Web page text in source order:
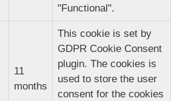
"Functional".
11
months
This cookie is set by
GDPR Cookie Consent
plugin. The cookies is
used to store the user
consent for the cookies